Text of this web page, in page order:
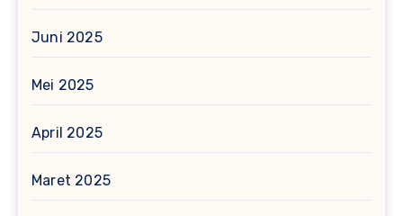
Juni 2025
Mei 2025
April 2025
Maret 2025